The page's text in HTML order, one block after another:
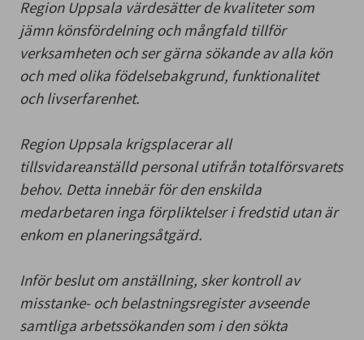
Region Uppsala värdesätter de kvaliteter som
jämn könsfördelning och mångfald tillför
verksamheten och ser gärna sökande av alla kön
och med olika födelsebakgrund, funktionalitet
och livserfarenhet.
Region Uppsala krigsplacerar all
tillsvidareanställd personal utifrån totalförsvarets
behov. Detta innebär för den enskilda
medarbetaren inga förpliktelser i fredstid utan är
enkom en planeringsåtgärd.
Inför beslut om anställning, sker kontroll av
misstanke- och belastningsregister avseende
samtliga arbetssökanden som i den sökta